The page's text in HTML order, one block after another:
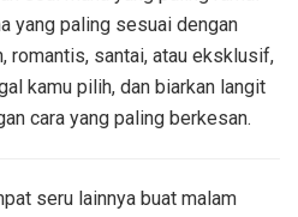
yang paling sesuai dengan
romantis, santai, atau eksklusif,
kamu pilih, dan biarkan langit
cara yang paling berkesan.
seru lainnya buat malam